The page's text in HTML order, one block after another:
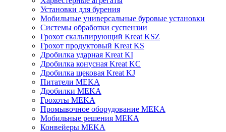
Установки для бурения
Мобильные универсальные буровые установки
Системы обработки суспензии
Грохот скальпирующий Kreat KSZ
Грохот продуктовый Kreat KS
Дробилка ударная Kreat KI
Дробилка конусная Kreat KC
Дробилка щековая Kreat KJ
Питатели MEKA
Дробилки MEKA
Грохоты MEKA
Промывочное оборудование MEKA
Мобильные решения MEKA
Конвейеры MEKA